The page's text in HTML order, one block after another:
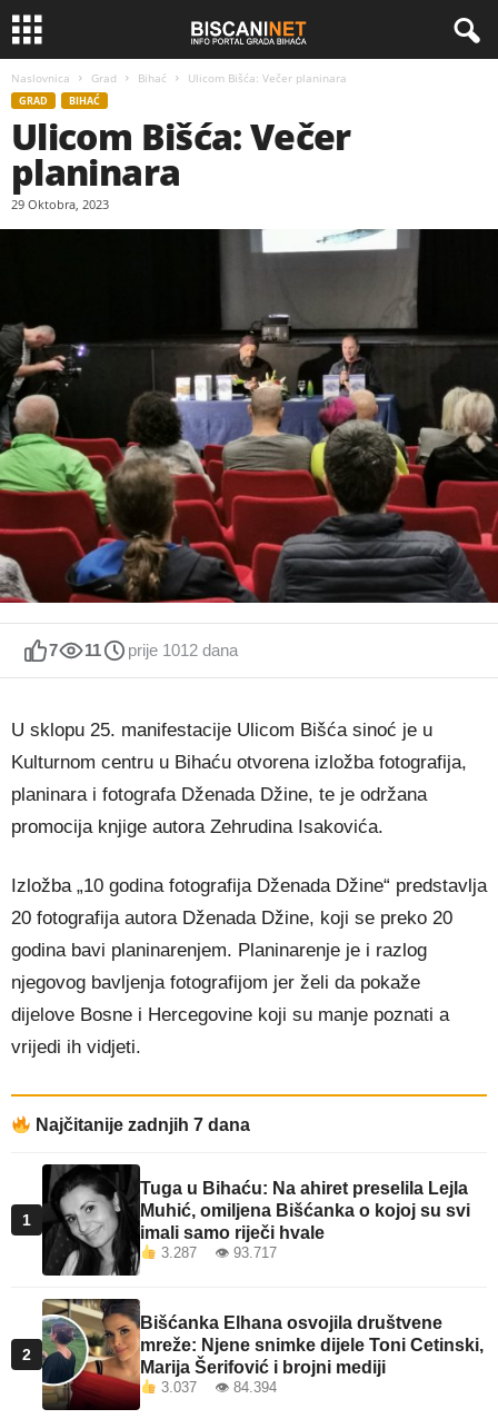
Naslovnica Grad Bihać Ulicom Bišća: Večer planinara
GRAD BIHAĆ
Ulicom Bišća: Večer
planinara
29 Oktobra, 2023
7 11 prije 1012 dana
U sklopu 25. manifestacije Ulicom Bišća sinoć je u
Kulturnom centru u Bihaću otvorena izložba fotografija,
planinara i fotografa Dženada Džine, te je održana
promocija knjige autora Zehrudina Isakovića.
Izložba „10 godina fotografija Dženada Džine“ predstavlja
20 fotografija autora Dženada Džine, koji se preko 20
godina bavi planinarenjem. Planinarenje je i razlog
njegovog bavljenja fotografijom jer želi da pokaže
dijelove Bosne i Hercegovine koji su manje poznati a
vrijedi ih vidjeti.
Najčitanije zadnjih 7 dana
1
Tuga u Bihaću: Na ahiret preselila Lejla
Muhić, omiljena Bišćanka o kojoj su svi
imali samo riječi hvale
3.287 👁 93.717
2
Bišćanka Elhana osvojila društvene
mreže: Njene snimke dijele Toni Cetinski,
Marija Šerifović i brojni mediji
3.037 👁 84.394